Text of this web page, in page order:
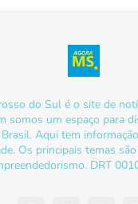
do Sul é o site de
somos um espaço para
Aqui tem
Os principais temas
DRT